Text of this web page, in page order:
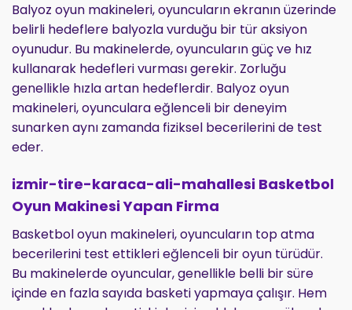
Balyoz oyun makineleri, oyuncuların ekranın üzerinde
belirli hedeflere balyozla vurduğu bir tür aksiyon
oyunudur. Bu makinelerde, oyuncuların güç ve hız
kullanarak hedefleri vurması gerekir. Zorluğu
genellikle hızla artan hedeflerdir. Balyoz oyun
makineleri, oyunculara eğlenceli bir deneyim
sunarken aynı zamanda fiziksel becerilerini de test
eder.
izmir-tire-karaca-ali-mahallesi Basketbol
Oyun Makinesi Yapan Firma
Basketbol oyun makineleri, oyuncuların top atma
becerilerini test ettikleri eğlenceli bir oyun türüdür.
Bu makinelerde oyuncular, genellikle belli bir süre
içinde en fazla sayıda basketi yapmaya çalışır. Hem